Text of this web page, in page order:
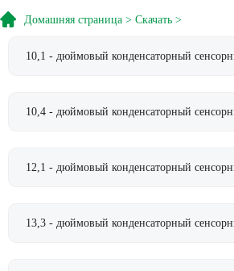
Домашняя страница > Скачать >
10,1 - дюймовый конденсаторный
10,4 - дюймовый конденсаторный
12,1 - дюймовый конденсаторный
13,3 - дюймовый конденсаторный